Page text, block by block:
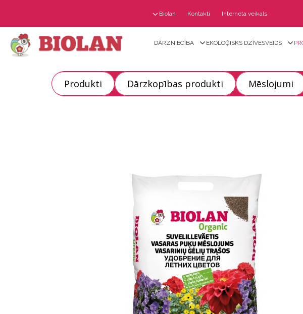
Biolan Kontakti Interneta veikals
DĀRZNIECĪBA EKOLOĢISKS DZĪVESVEIDS
Produkti Dārzkopības produkti Mēslojumi